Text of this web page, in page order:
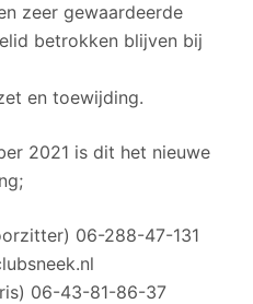
zeer gewaardeerde
betrokken blijven bij
en toewijding.
2021 is dit het nieuwe
06-288-47-131
06-43-81-86-37